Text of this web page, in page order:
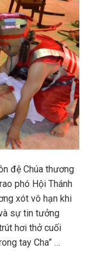
đệ Chúa thương
phó Hội Thánh
xót vô hạn khi
sự tin tưởng
hơi thở cuối
tay Cha” …